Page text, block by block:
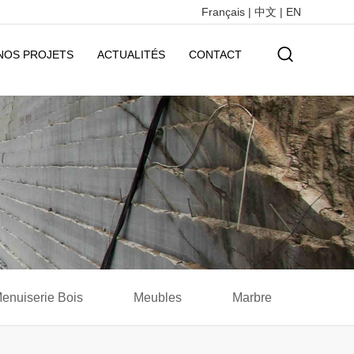
Français | 中文 | EN
PROJETS ACTUALITÉS CONTACT
Bois Meubles Marbre